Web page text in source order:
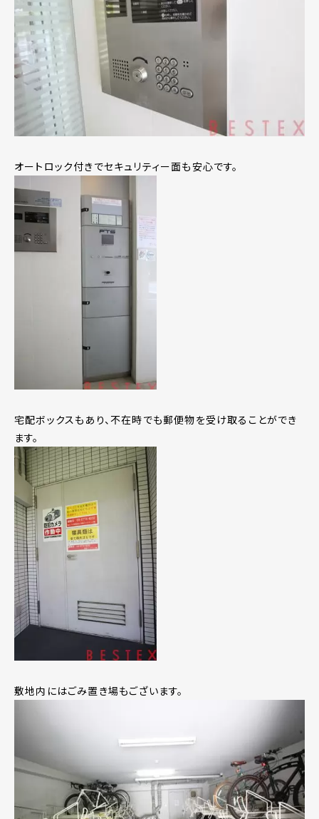
オートロック付きでセキュリティー面も安心です。
宅配ボックスもあり、不在時でも郵便物を受け取ることができ
ます。
敷地内にはごみ置き場もございます。